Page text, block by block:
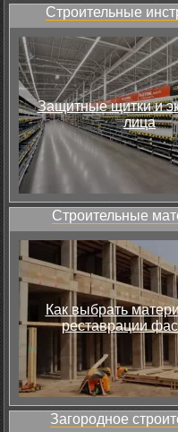
Строительные
Защитные щитки и
лица
Строительные
Как выбрать
реставрации
Загородное